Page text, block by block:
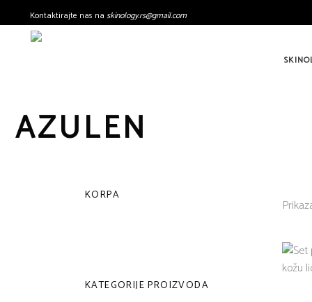
Kontaktirajte nas na skinology.rs@gmail.com
AZULEN
KORPA
KATEGORIJE PROIZVODA